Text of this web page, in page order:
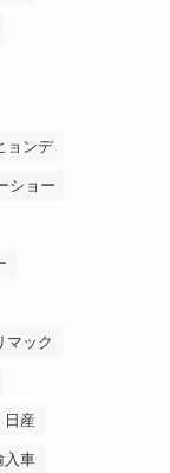
ョンデ
ショー
マック
日産
入車